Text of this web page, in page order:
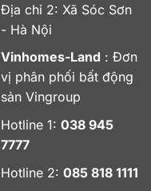
Địa chỉ 2: Xã Sóc Sơn
- Hà Nội
Vinhomes-Land : Đơn
vị phân phối bất động
sản Vingroup
Hotline 1: 038 945
7777
Hotline 2: 085 818 1111